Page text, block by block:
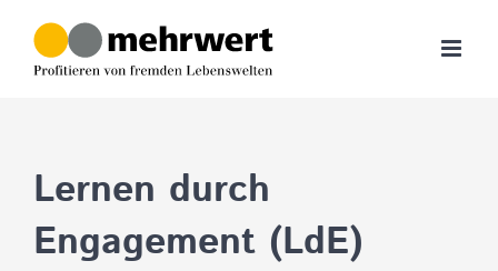
Inhalt
springen
Lernen durch
Engagement (LdE)